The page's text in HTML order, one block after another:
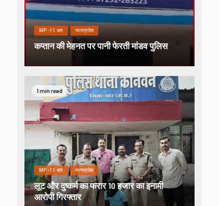
MP-11 धार मध्यप्रदेश
कप्तान की मेहनत पर पानी फेरती मांडव पुलिस
1 min read
MP-11 धार मध्यप्रदेश
लूट और दुष्कर्म का फरार 10 हजार का इनामी
आरोपी गिरफ्तार